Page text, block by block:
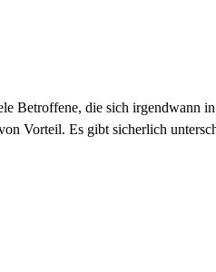
Betroffene, die sich irgendwann
Vorteil. Es gibt sicherlich